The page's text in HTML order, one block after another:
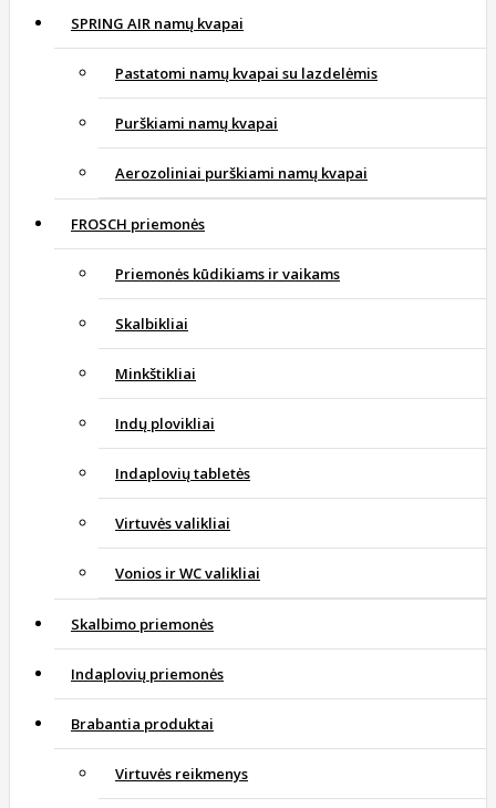
SPRING AIR namų kvapai
Pastatomi namų kvapai su lazdelėmis
Purškiami namų kvapai
Aerozoliniai purškiami namų kvapai
FROSCH priemonės
Priemonės kūdikiams ir vaikams
Skalbikliai
Minkštikliai
Indų plovikliai
Indaplovių tabletės
Virtuvės valikliai
Vonios ir WC valikliai
Skalbimo priemonės
Indaplovių priemonės
Brabantia produktai
Virtuvės reikmenys